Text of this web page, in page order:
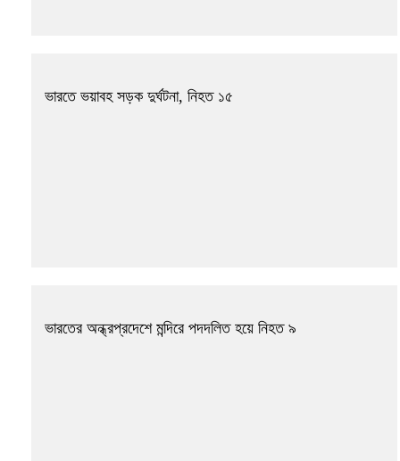
ভারতে ভয়াবহ সড়ক দুর্ঘটনা, নিহত ১৫
ভারতের অন্ধ্রপ্রদেশে মন্দিরে পদদলিত হয়ে নিহত ৯